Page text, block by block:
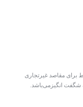
برای مقاصد غیرتجاری
شگفت انگیزمی‌باشد.